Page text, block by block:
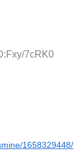
7cRK0
1658329448/